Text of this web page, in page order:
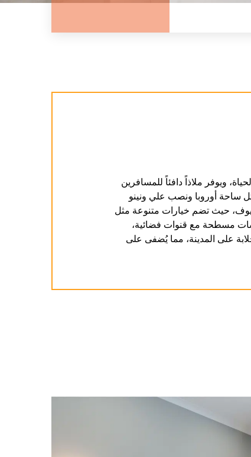
ويوفر ملاذاً دافئاً للمسافرين
ساحة أوروبا ونصب علي ونينو
حيث تضم خيارات متنوعة مثل
مسطحة مع قنوات فضائية،
على المدينة، مما يُضفي على
يعمل على مدار الساعة، حيث